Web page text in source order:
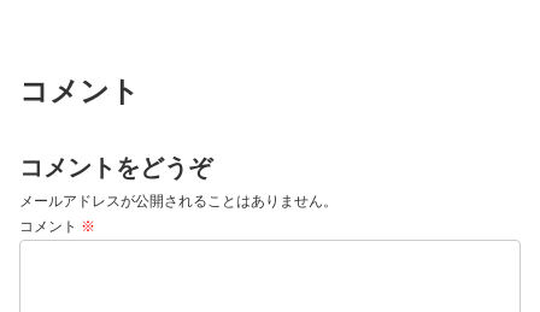
コメント
コメントをどうぞ
メールアドレスが公開されることはありません。
コメント ※